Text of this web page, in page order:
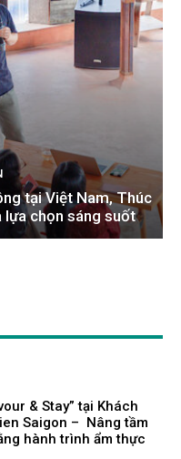
tại Việt Nam, Thúc
lựa chọn sáng suốt
& Stay” tại Khách
Saigon – Nâng tầm
hành trình ẩm thực